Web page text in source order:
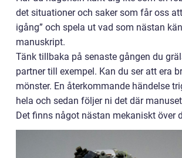
det situationer och saker som får oss
igång” och spela ut vad som nästan
manuskript.
Tänk tillbaka på senaste gången du
partner till exempel. Kan du ser att era
mönster. En återkommande händelse
hela och sedan följer ni det där
Det finns något nästan mekaniskt över